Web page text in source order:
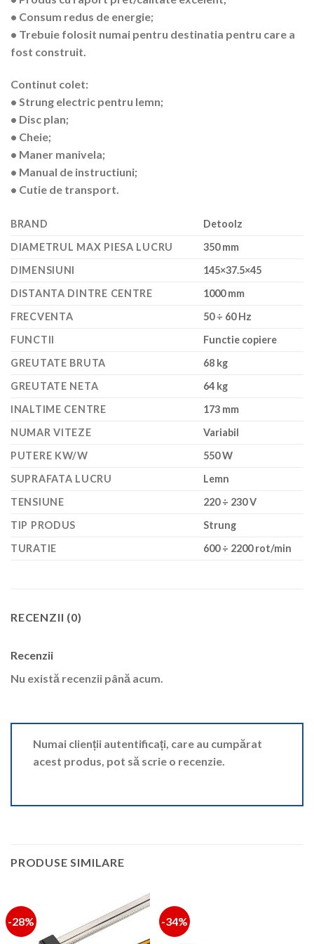
• Consum redus de energie;
• Trebuie folosit numai pentru destinatia pentru care a
fost construit.
Continut colet:
• Strung electric pentru lemn;
• Disc plan;
• Cheie;
• Maner manivela;
• Manual de instructiuni;
• Cutie de transport.
BRAND
Detoolz
DIAMETRUL MAX PIESA LUCRU
350 mm
DIMENSIUNI
145×37.5×45
DISTANTA DINTRE CENTRE
1000 mm
FRECVENTA
50 ÷ 60 Hz
FUNCTII
Functie copiere
GREUTATE BRUTA
68 kg
GREUTATE NETA
64 kg
INALTIME CENTRE
173 mm
NUMAR VITEZE
Variabil
PUTERE KW/W
550 W
SUPRAFATA LUCRU
Lemn
TENSIUNE
220 ÷ 230 V
TIP PRODUS
Strung
TURATIE
600 ÷ 2200 rot/min
RECENZII (0)
Recenzii
Nu există recenzii până acum.
Numai clienții autentificați, care au cumpărat
acest produs, pot să scrie o recenzie.
PRODUSE SIMILARE
-28% -34%